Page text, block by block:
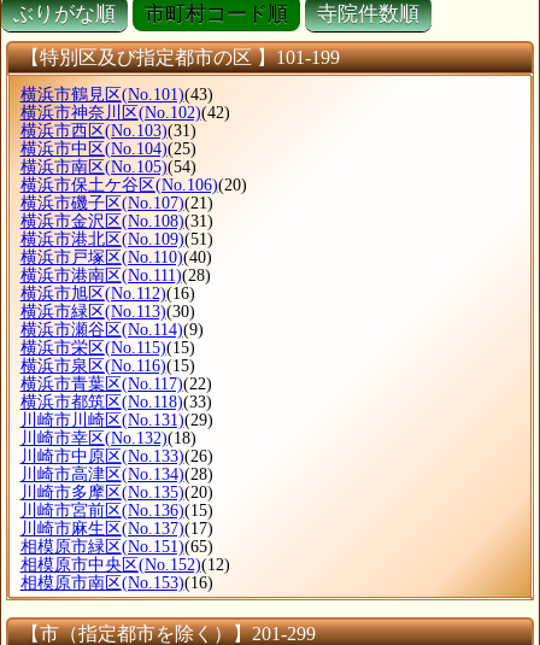
ぶりがな順 市町村コード順 寺院件数順
【特別区及び指定都市の区 】101-199
横浜市鶴見区(No.101)(43)
横浜市神奈川区(No.102)(42)
横浜市西区(No.103)(31)
横浜市中区(No.104)(25)
横浜市南区(No.105)(54)
横浜市保土ケ谷区(No.106)(20)
横浜市磯子区(No.107)(21)
横浜市金沢区(No.108)(31)
横浜市港北区(No.109)(51)
横浜市戸塚区(No.110)(40)
横浜市港南区(No.111)(28)
横浜市旭区(No.112)(16)
横浜市緑区(No.113)(30)
横浜市瀬谷区(No.114)(9)
横浜市栄区(No.115)(15)
横浜市泉区(No.116)(15)
横浜市青葉区(No.117)(22)
横浜市都筑区(No.118)(33)
川崎市川崎区(No.131)(29)
川崎市幸区(No.132)(18)
川崎市中原区(No.133)(26)
川崎市高津区(No.134)(28)
川崎市多摩区(No.135)(20)
川崎市宮前区(No.136)(15)
川崎市麻生区(No.137)(17)
相模原市緑区(No.151)(65)
相模原市中央区(No.152)(12)
相模原市南区(No.153)(16)
【市（指定都市を除く）】201-299